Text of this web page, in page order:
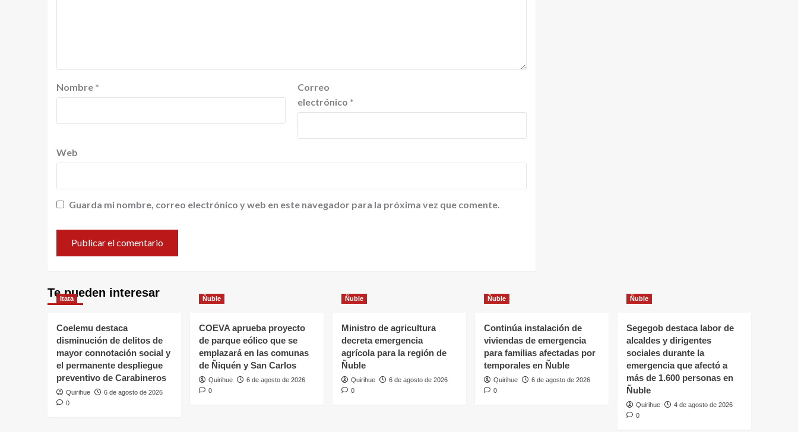
Nombre *
Correo
electrónico *
Web
Guarda mi nombre, correo electrónico y web en este navegador para la próxima vez que comente.
Te pueden interesar
Itata
Coelemu destaca
disminución de delitos de
mayor connotación social y
el permanente despliegue
preventivo de Carabineros
Quirihue
6 de agosto de 2026
0
Ñuble
COEVA aprueba proyecto
de parque eólico que se
emplazará en las comunas
de Ñiquén y San Carlos
Quirihue
6 de agosto de 2026
0
Ñuble
Ministro de agricultura
decreta emergencia
agrícola para la región de
Ñuble
Quirihue
6 de agosto de 2026
0
Ñuble
Continúa instalación de
viviendas de emergencia
para familias afectadas por
temporales en Ñuble
Quirihue
6 de agosto de 2026
0
Ñuble
Segegob destaca labor de
alcaldes y dirigentes
sociales durante la
emergencia que afectó a
más de 1.600 personas en
Ñuble
Quirihue
4 de agosto de 2026
0